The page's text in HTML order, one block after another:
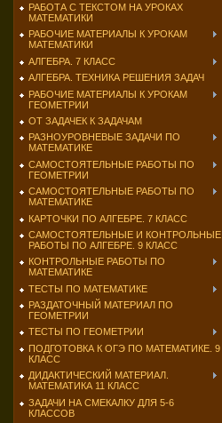
РАБОТА С ТЕКСТОМ НА УРОКАХ
МАТЕМАТИКИ
РАБОЧИЕ МАТЕРИАЛЫ К УРОКАМ
МАТЕМАТИКИ
АЛГЕБРА. 7 КЛАСС
АЛГЕБРА. ТЕХНИКА РЕШЕНИЯ ЗАДАЧ
РАБОЧИЕ МАТЕРИАЛЫ К УРОКАМ
ГЕОМЕТРИИ
ОТ ЗАДАЧЕК К ЗАДАЧАМ
РАЗНОУРОВНЕВЫЕ ЗАДАЧИ ПО
МАТЕМАТИКЕ
САМОСТОЯТЕЛЬНЫЕ РАБОТЫ ПО
ГЕОМЕТРИИ
САМОСТОЯТЕЛЬНЫЕ РАБОТЫ ПО
МАТЕМАТИКЕ
КАРТОЧКИ ПО АЛГЕБРЕ. 7 КЛАСС
САМОСТОЯТЕЛЬНЫЕ И КОНТРОЛЬНЫЕ
РАБОТЫ ПО АЛГЕБРЕ. 9 КЛАСС
КОНТРОЛЬНЫЕ РАБОТЫ ПО
МАТЕМАТИКЕ
ТЕСТЫ ПО МАТЕМАТИКЕ
РАЗДАТОЧНЫЙ МАТЕРИАЛ ПО
ГЕОМЕТРИИ
ТЕСТЫ ПО ГЕОМЕТРИИ
ПОДГОТОВКА К ОГЭ ПО МАТЕМАТИКЕ. 9
КЛАСС
ДИДАКТИЧЕСКИЙ МАТЕРИАЛ.
МАТЕМАТИКА 11 КЛАСС
ЗАДАЧИ НА СМЕКАЛКУ ДЛЯ 5-6
КЛАССОВ